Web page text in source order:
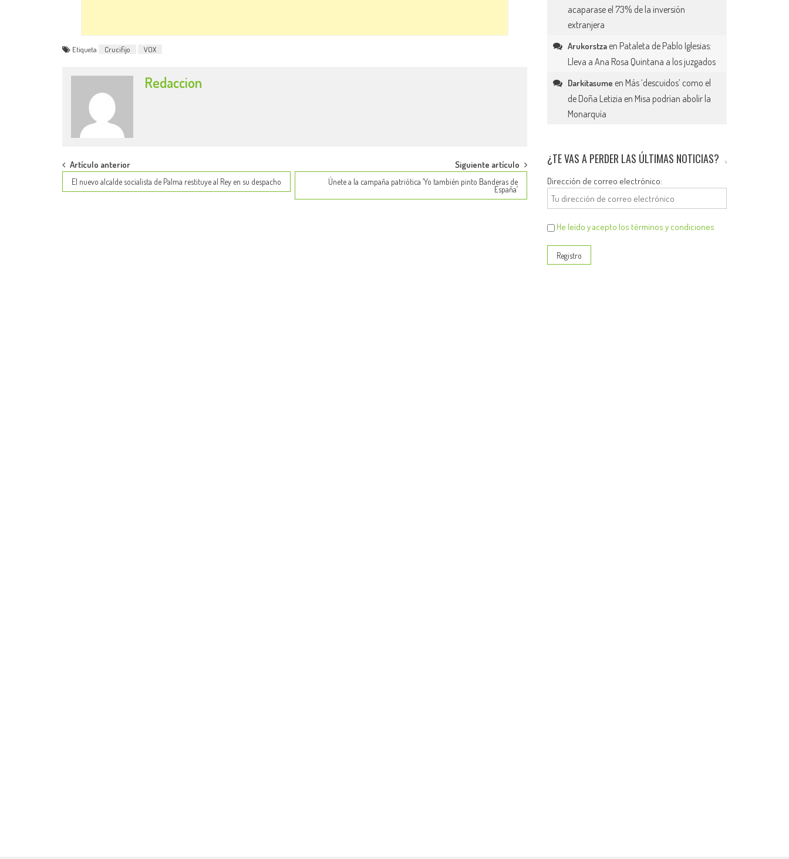
Etiqueta Crucifijo VOX
Redaccion
Post
navigation
Artículo anterior
El nuevo alcalde socialista de Palma restituye al Rey en su despacho
Siguiente artículo
Únete a la campaña patriótica ‘Yo también pinto Banderas de
España’
acaparase el 73% de la inversión
extranjera
Arukorstza en Pataleta de Pablo Iglesias:
Lleva a Ana Rosa Quintana a los juzgados
Darkitasume en Más ‘descuidos’ como el
de Doña Letizia en Misa podrían abolir la
Monarquía
¿TE VAS A PERDER LAS ÚLTIMAS NOTICIAS?
Dirección de correo electrónico:
He leído y acepto los términos y condiciones